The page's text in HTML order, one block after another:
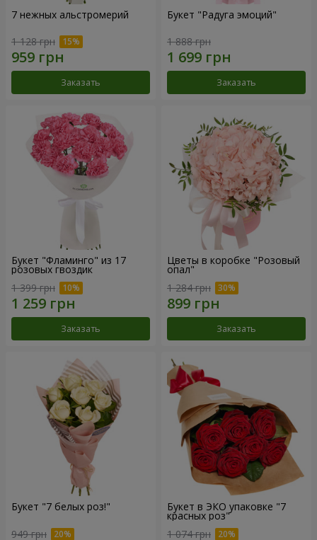
7 нежных альстромерий
1 128 грн
Заказать
Букет "Радуга эмоций"
1 888 грн
Заказать
Букет "Фламинго" из 17
розовых гвоздик
1 399 грн
Заказать
Цветы в коробке "Розовый
опал"
1 284 грн
Заказать
Букет "7 белых роз!"
949 грн
Букет в ЭКО упаковке "7
красных роз"
1 074 грн